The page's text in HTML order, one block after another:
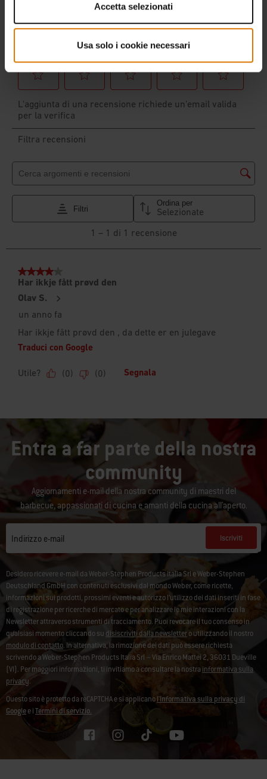
Accetta selezionati
Usa solo i cookie necessari
Entra a far parte della nostra
community
Aggiornamenti e-mail della nostra community di maestri del
barbecue, appassionati di cucina e amanti della cucina all'aperto.
Indirizzo e-mail Iscriviti
Desidero ricevere e-mail da Weber-Stephen Products Italia Srl e Weber-Stephen
Deutschland GmbH con contenuti esclusivi dal mondo Weber, come ricette,
informazioni sui prodotti, prossimi eventi e autorizzo l’utilizzo dei dati inseriti in fase
di registrazione per ricerche di mercato e per analizzare le mie interazioni con la
Newsletter attraverso strumenti di tracciamento. Puoi revocare il tuo consenso in
qualsiasi momento cliccando su disiscriviti dalla newslettero utilizzando il nostro
modulo di contatto. In alternativa, la rimozione dei dati può essere richiesta
scrivendo a Weber-Stephen Products Italia Srl – Via Enrico Mattei 2, 36031 Dueville
(VI). Per maggiori informazioni, ti invitiamo a consultare la nostra informativa sulla
privacy.
Questo sito è protetto da reCAPTCHA e si applicanol'Informativa sulla privacy di
Googlee iTermini di servizio.